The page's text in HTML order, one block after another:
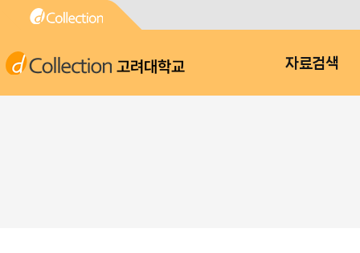
고려대학교 자료검색